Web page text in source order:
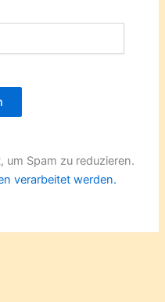
um Spam zu reduzieren.
verarbeitet werden.